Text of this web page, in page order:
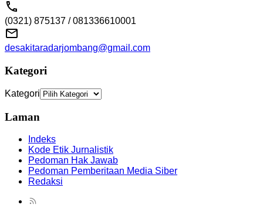
(0321) 875137 / 081336610001
desakitaradarjombang@gmail.com
Kategori
Kategori
Laman
Indeks
Kode Etik Jurnalistik
Pedoman Hak Jawab
Pedoman Pemberitaan Media Siber
Redaksi